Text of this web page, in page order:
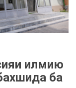
илмию
ба